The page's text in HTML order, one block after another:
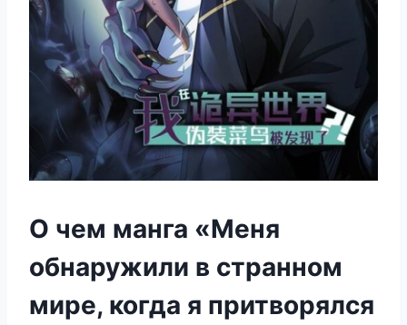
О чем манга «Меня
обнаружили в странном
мире, когда я притворялся